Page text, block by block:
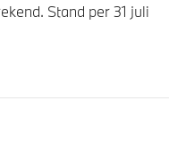
Stand per 31 juli